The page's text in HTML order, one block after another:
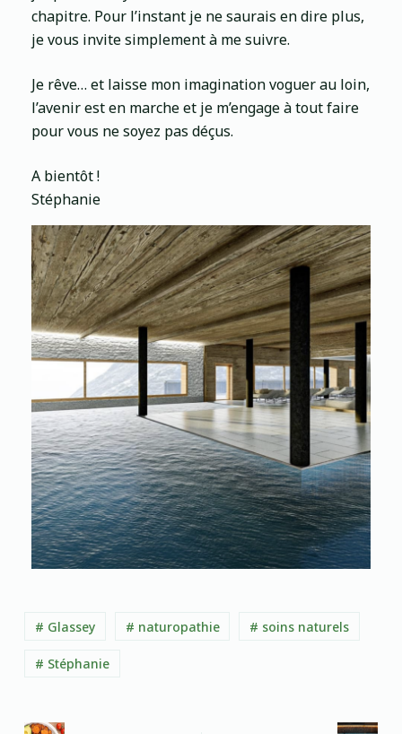
chapitre. Pour l’instant je ne saurais en dire plus,
je vous invite simplement à me suivre.
Je rêve… et laisse mon imagination voguer au loin,
l’avenir est en marche et je m’engage à tout faire
pour vous ne soyez pas déçus.
A bientôt !
Stéphanie
# Glassey # naturopathie # soins naturels
# Stéphanie